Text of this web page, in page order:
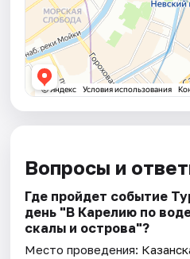
Вопросы и
Где пройдет событие
день "В Карелию по
скалы и острова"?
Место проведения: